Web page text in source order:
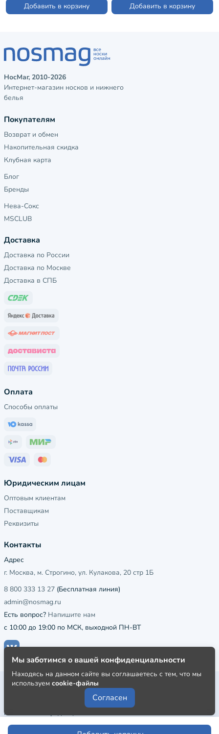
Добавить в корзину
Добавить в корзину
НосМаг, 2010-2026
Интернет-магазин носков и нижнего
белья
Покупателям
Возврат и обмен
Накопительная скидка
Клубная карта
Блог
Бренды
Нева-Сокс
MSCLUB
Доставка
Доставка по России
Доставка по Москве
Доставка в СПБ
Оплата
Способы оплаты
Юридическим лицам
Оптовым клиентам
Поставщикам
Реквизиты
Контакты
Адрес
г. Москва, м. Строгино, ул. Кулакова, 20 стр 1Б
8 800 333 13 27 (Бесплатная линия)
admin@nosmag.ru
Есть вопрос? Напишите нам
с 10:00 до 19:00 по МСК, выходной ПН-ВТ
Публичная оферта
Пользовательское соглашение
Политика конфиденциальности
Мы заботимся о вашей конфиденциальности
Находясь на данном сайте вы соглашаетесь с тем, что мы
используем cookie-файлы
Согласен